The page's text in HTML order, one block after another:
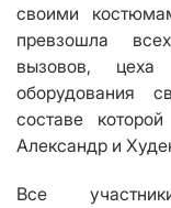
своими
превзошла
вызовов,
оборудования
составе
Александр и
Все